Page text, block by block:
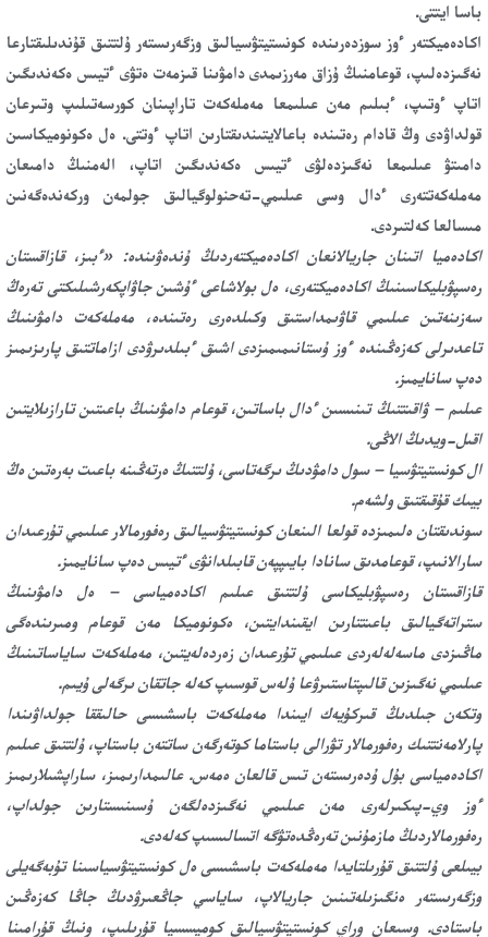
باسا ايتتى.
اكادەميكتەر ءوز سوزدەرىندە كونستيتۋسيالىق وزگەرىستەر ۇلتتىق قۇندىلىقتارعا
نەگىزدەلىپ، قوعامنىڭ ۇزاق مەرزىمدى دامۋىنا قىزمەت ەتۋى ءتيىس ەكەندىگىن
اتاپ ءوتىپ، ءبىلىم مەن عىلىمعا مەملەكەت تاراپىنان كورسەتىلىپ وتىرعان
قولداۋدى وڭ قادام رەتىندە باعالايتىندىقتارىن اتاپ ءوتتى. ەل ەكونوميكاسىن
دامىتۋ عىلىمعا نەگىزدەلۋى ءتيىس ەكەندىگىن اتاپ، الەمنىڭ دامىعان
مەملەكەتتەرى ءدال وسى عىلىمي-تەحنولوگيالىق جولمەن وركەندەگەنىن
مىسالعا كەلتىردى.
اكادەميا اتىنان جاريالانعان اكادەميكتەردىڭ ۇندەۋىندە: «ءبىز، قازاقستان
رەسپۋبليكاسىنىڭ اكادەميكتەرى، ەل بولاشاعى ءۇشىن جاۋاپكەرشىلىكتى تەرەڭ
سەزىنەتىن عىلىمي قاۋىمداستىق وكىلدەرى رەتىندە، مەملەكەت دامۋىنىڭ
تاعدىرلى كەزەڭىندە ءوز ۇستانىمىمىزدى اشىق ءبىلدىرۋدى ازاماتتىق پارىزىمىز
دەپ سانايمىز.
عىلىم – ۋاقىتتىڭ تىنىسىن ءدال باساتىن، قوعام دامۋىنىڭ باعىتىن تارازىلايتىن
اقىل-ويدىڭ الاڭى.
ال كونستيتۋسيا – سول دامۋدىڭ ىرگەتاسى، ۇلتتىڭ ەرتەڭىنە باعىت بەرەتىن ەڭ
بيىك قۇقىقتىق ولشەم.
سوندىقتان ەلىمىزدە قولعا الىنعان كونستيتۋسيالىق رەفورمالار عىلىمي تۇرعىدان
سارالانىپ، قوعامدىق سانادا بايىپپەن قابىلدانۋى ءتيىس دەپ سانايمىز.
قازاقستان رەسپۋبليكاسى ۇلتتىق عىلىم اكادەمياسى – ەل دامۋىنىڭ
ستراتەگيالىق باعىتتارىن ايقىندايتىن، ەكونوميكا مەن قوعام ومىرىندەگى
ماڭىزدى ماسەلەلەردى عىلىمي تۇرعىدان زەردەلەيتىن، مەملەكەت ساياساتىنىڭ
عىلىمي نەگىزىن قالىپتاستىرۋعا ۇلەس قوسىپ كەلە جاتقان ىرگەلى ۇيىم.
وتكەن جىلدىڭ قىركۇيەك ايىندا مەملەكەت باسشىسى حالىققا جولداۋىندا
پارلامەنتتىك رەفورمالار تۋرالى باستاما كوتەرگەن ساتتەن باستاپ، ۇلتتىق عىلىم
اكادەمياسى بۇل ۇدەرىستەن تىس قالعان ەمەس. عالىمدارىمىز، ساراپشىلارىمىز
ءوز وي-پىكىرلەرى مەن عىلىمي نەگىزدەلگەن ۇسىنىستارىن جولداپ،
رەفورمالاردىڭ مازمۇنىن تەرەڭدەتۋگە اتسالىسىپ كەلەدى.
بيىلعى ۇلتتىق قۇرىلتايدا مەملەكەت باسشىسى ەل كونستيتۋسياسىنا تۇبەگەيلى
وزگەرىستەر ەنگىزىلەتىنىن جاريالاپ، ساياسي جاڭعىرۋدىڭ جاڭا كەزەڭىن
باستادى. وسىعان وراي كونستيتۋسيالىق كوميسسيا قۇرىلىپ، ونىڭ قۇرامىنا